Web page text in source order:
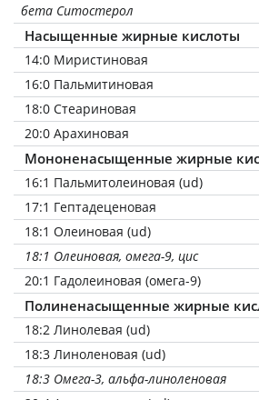
бета Ситостерол
Насыщенные жирные кислоты
14:0 Миристиновая
16:0 Пальмитиновая
18:0 Стеариновая
20:0 Арахиновая
Мононенасыщенные жирные
16:1 Пальмитолеиновая (ud)
17:1 Гептадеценовая
18:1 Олеиновая (ud)
18:1 Олеиновая, омега-9, цис
20:1 Гадолеиновая (омега-9)
Полиненасыщенные жирные
18:2 Линолевая (ud)
18:3 Линоленовая (ud)
18:3 Омега-3, альфа-линоленовая